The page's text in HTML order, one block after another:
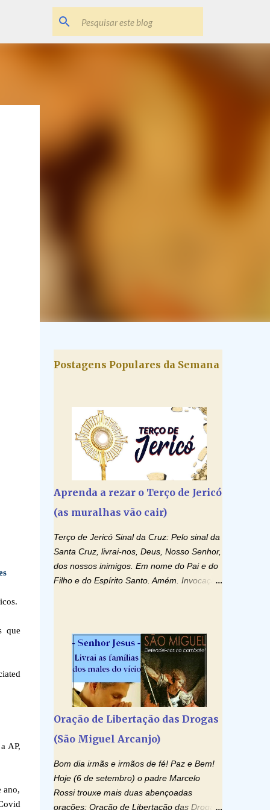
que
AP,
ano,
Postagens Populares da Semana
Aprenda a rezar o Terço de Jericó
(as muralhas vão cair)
Terço de Jericó Sinal da Cruz: Pelo sinal da
Santa Cruz, livrai-nos, Deus, Nosso Senhor,
dos nossos inimigos. Em nome do Pai e do
Filho e do Espírito Santo. Amém. Invocação
o vosso Espírito e tudo será criado. E
renovareis a face da terra. Oremos: Ó
Deus, que instruístes os corações dos
vossos fiéis com a luz do Espírito Santo,
fazei que apreciemos retamente todas as
gozemos sempre da sua consolação. Por
Cristo, Senhor Nosso. Amém. Creio: Creio
céu e da terra; e em Jesus Cristo, seu único
Filho, nosso Senhor; que foi concebido pelo
poder do Espí­rito Santo; nasceu da Virgem
Oração de Libertação das Drogas
(São Miguel Arcanjo)
Bom dia irmãs e irmãos de fé! Paz e Bem!
Hoje (6 de setembro) o padre Marcelo
Rossi trouxe mais duas abençoadas
orações: Oração de Libertação das Drogas